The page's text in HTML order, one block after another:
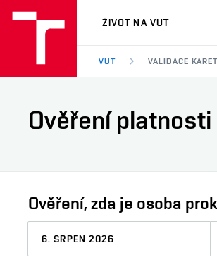
VUT
ŽIVOT NA VUT
VUT VALIDACE
Ověření platnosti
Ověření, zda je osoba